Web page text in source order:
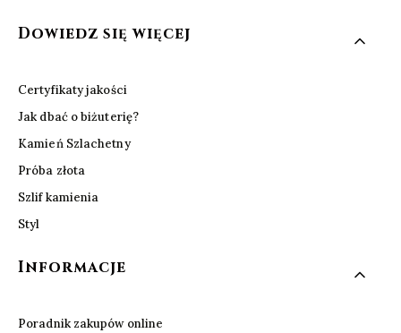
Dowiedz się więcej
Certyfikaty jakości
Jak dbać o biżuterię?
Kamień Szlachetny
Próba złota
Szlif kamienia
Styl
Informacje
Poradnik zakupów online